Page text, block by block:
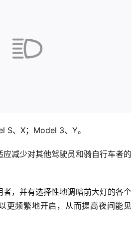
S、X；Model 3、Y。
减少对其他驾驶员和骑自行车者的
，并有选择性地调暗前大灯的各个
更频繁地开启，从而提高夜间能见